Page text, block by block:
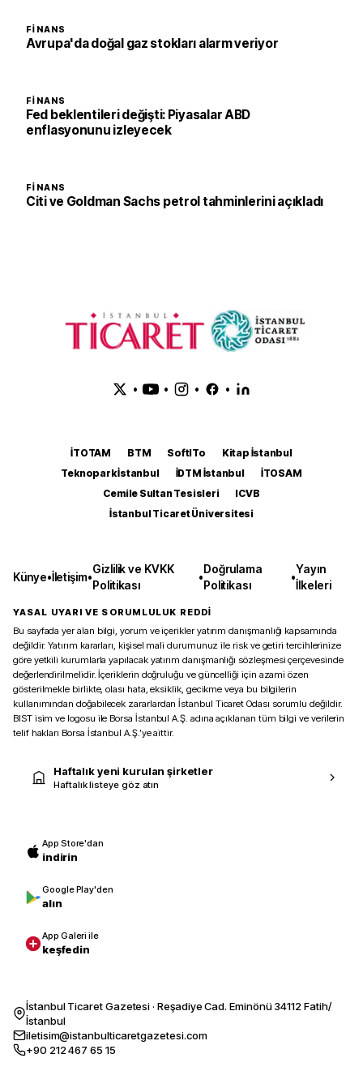
FINANS
Avrupa'da doğal gaz stokları alarm veriyor
FINANS
Fed beklentileri değişti: Piyasalar ABD
enflasyonunu izleyecek
FINANS
Citi ve Goldman Sachs petrol tahminlerini açıkladı
• • • •
İTOTAM BTM SoftITo
Kitap İstanbul
Teknopark İstanbul
İDTM İstanbul
İTOSAM
Cemile Sultan Tesisleri
ICVB
İstanbul Ticaret Üniversitesi
Künye•İletişim•
Gizlilik ve KVKK
Politikası
•
Doğrulama
Politikası
•
Yayın
İlkeleri
YASAL UYARI VE SORUMLULUK REDDİ
Bu sayfada yer alan bilgi, yorum ve içerikler yatırım danışmanlığı kapsamında
değildir. Yatırım kararları, kişisel mali durumunuz ile risk ve getiri tercihlerinize
göre yetkili kurumlarla yapılacak yatırım danışmanlığı sözleşmesi çerçevesinde
değerlendirilmelidir. İçeriklerin doğruluğu ve güncelliği için azami özen
gösterilmekle birlikte, olası hata, eksiklik, gecikme veya bu bilgilerin
kullanımından doğabilecek zararlardan İstanbul Ticaret Odası sorumlu değildir.
BIST isim ve logosu ile Borsa İstanbul A.Ş. adına açıklanan tüm bilgi ve verilerin
telif hakları Borsa İstanbul A.Ş.’ye aittir.
Haftalık yeni kurulan şirketler
Haftalık listeye göz atın
App Store'dan
indirin
Google Play'den
alın
App Galeri ile
keşfedin
İstanbul Ticaret Gazetesi · Reşadiye Cad. Eminönü 34112 Fatih/
İstanbul
iletisim@istanbulticaretgazetesi.com
+90 212 467 65 15